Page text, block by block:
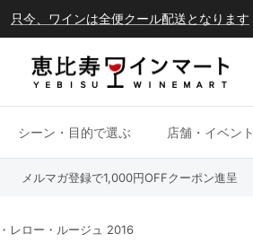
只今、ワインは全便クール配送となります
シーン・目的で選ぶ 店舗・イベント
メルマガ登録で1,000円OFFクーポン進呈
レロー・ルージュ 2016